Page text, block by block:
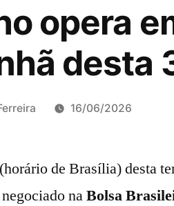
opera
desta
16/06/2026
de Brasília) desta
naBolsa